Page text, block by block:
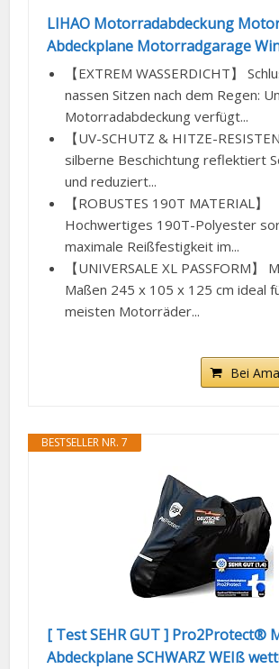
LIHAO Motorradabdeckung
Abdeckplane Motorradgarage
【EXTREM WASSERDICHT】
nassen Sitzen nach dem Regen:
Motorradabdeckung verfügt...
【UV-SCHUTZ & HITZE-
silberne Beschichtung reflektiert
und reduziert...
【ROBUSTES 190T MATERIAL】
Hochwertiges 190T-Polyester
maximale Reißfestigkeit im...
【UNIVERSALE XL PASSFORM】
Maßen 245 x 105 x 125 cm ideal
meisten Motorräder...
Bei
BESTSELLER NR. 7
[ Test SEHR GUT ] Pro2Protect®
Abdeckplane SCHWARZ WEIß